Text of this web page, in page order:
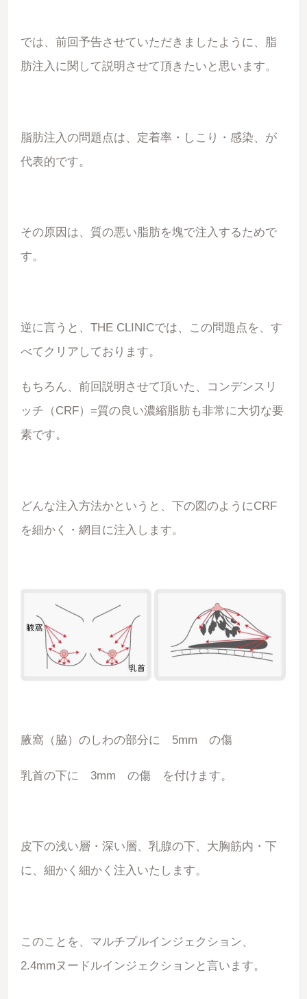
では、前回予告させていただきましたように、脂
肪注入に関して説明させて頂きたいと思います。
脂肪注入の問題点は、定着率・しこり・感染、が
代表的です。
その原因は、質の悪い脂肪を塊で注入するためで
す。
逆に言うと、THE CLINICでは、この問題点を、す
べてクリアしております。
もちろん、前回説明させて頂いた、コンデンスリ
ッチ（CRF）=質の良い濃縮脂肪も非常に大切な要
素です。
どんな注入方法かというと、下の図のようにCRF
を細かく・網目に注入します。
腋窩（脇）のしわの部分に 5mm の傷
乳首の下に 3mm の傷 を付けます。
皮下の浅い層・深い層、乳腺の下、大胸筋内・下
に、細かく細かく注入いたします。
このことを、マルチプルインジェクション、
2.4mmヌードルインジェクションと言います。